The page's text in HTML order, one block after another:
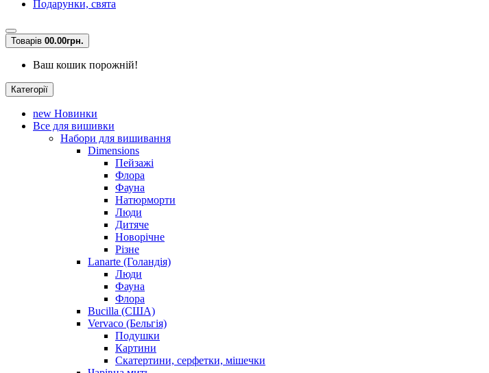
Подарунки, свята
Товарів 00.00грн.
Ваш кошик порожній!
Категорії
new Новинки
Все для вишивки
Набори для вишивання
Dimensions
Пейзажі
Флора
Фауна
Натюрморти
Люди
Дитяче
Новорічне
Різне
Lanarte (Голандія)
Люди
Фауна
Флора
Bucilla (США)
Vervaco (Бельгія)
Подушки
Картини
Скатертини, серфетки, мішечки